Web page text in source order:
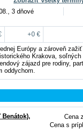
3 dňové
+0 €
Európy a zároveň
Krakova,
zájazd pre rodiny,
oddychom.
Cena
Cena s
Benátok),